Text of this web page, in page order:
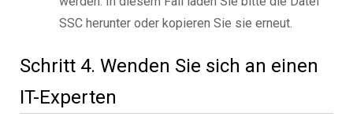
SSC herunter oder kopieren Sie sie erneut.
Schritt 4. Wenden Sie sich an einen
IT-Experten